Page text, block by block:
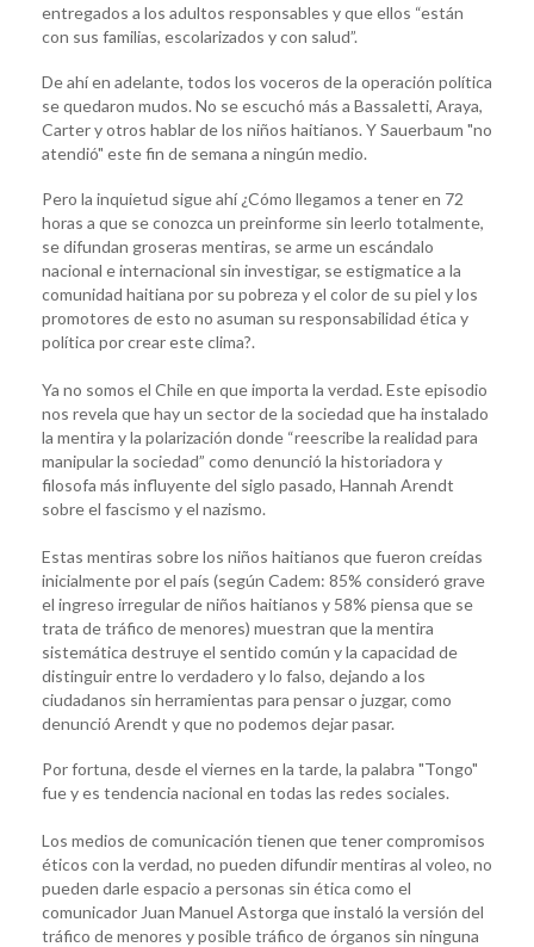
entregados a los adultos responsables y que ellos “están
con sus familias, escolarizados y con salud”.
De ahí en adelante, todos los voceros de la operación política
se quedaron mudos. No se escuchó más a Bassaletti, Araya,
Carter y otros hablar de los niños haitianos. Y Sauerbaum "no
atendió" este fin de semana a ningún medio.
Pero la inquietud sigue ahí ¿Cómo llegamos a tener en 72
horas a que se conozca un preinforme sin leerlo totalmente,
se difundan groseras mentiras, se arme un escándalo
nacional e internacional sin investigar, se estigmatice a la
comunidad haitiana por su pobreza y el color de su piel y los
promotores de esto no asuman su responsabilidad ética y
política por crear este clima?.
Ya no somos el Chile en que importa la verdad. Este episodio
nos revela que hay un sector de la sociedad que ha instalado
la mentira y la polarización donde “reescribe la realidad para
manipular la sociedad” como denunció la historiadora y
filosofa más influyente del siglo pasado, Hannah Arendt
sobre el fascismo y el nazismo.
Estas mentiras sobre los niños haitianos que fueron creídas
inicialmente por el país (según Cadem: 85% consideró grave
el ingreso irregular de niños haitianos y 58% piensa que se
trata de tráfico de menores) muestran que la mentira
sistemática destruye el sentido común y la capacidad de
distinguir entre lo verdadero y lo falso, dejando a los
ciudadanos sin herramientas para pensar o juzgar, como
denunció Arendt y que no podemos dejar pasar.
Por fortuna, desde el viernes en la tarde, la palabra "Tongo"
fue y es tendencia nacional en todas las redes sociales.
Los medios de comunicación tienen que tener compromisos
éticos con la verdad, no pueden difundir mentiras al voleo, no
pueden darle espacio a personas sin ética como el
comunicador Juan Manuel Astorga que instaló la versión del
tráfico de menores y posible tráfico de órganos sin ninguna